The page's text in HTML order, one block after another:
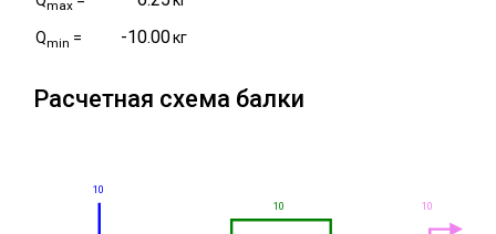
max
Qmin = -10.00кг
Расчетная схема балки
10
10
10